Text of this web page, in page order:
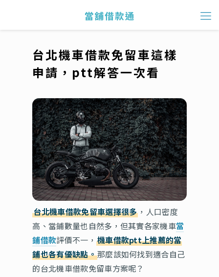
台北機車借款免留車這樣
申請，ptt解答一次看
台北機車借款免留車選擇很多 ，人口密度
高、當鋪數量也自然多，但其實各家機車當
鋪借款評價不一， 機車借款ptt上推薦的當
鋪也各有優缺點。那麼該如何找到適合自己
的台北機車借款免留車方案呢？